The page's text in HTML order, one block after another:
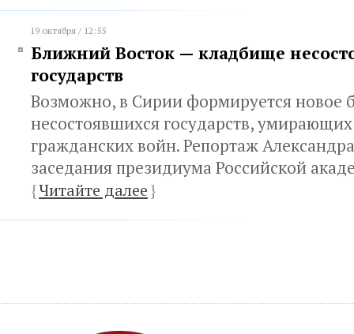
19 октября / 12:55
Ближний Восток — кладбище
государств
Возможно, в Сирии формируется новое
несостоявшихся государств,
гражданских войн. Репортаж
заседания президиума Российской
{Читайте далее}